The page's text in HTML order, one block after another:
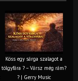
Köss egy sárga szalagot a
tölgyfára ?️ – Vársz még rám?
? | Gerry Music